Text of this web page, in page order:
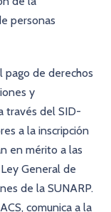
personas
pago de derechos
y
través del SID-
a la inscripción
en mérito a las
General de
de la SUNARP.
comunica a la